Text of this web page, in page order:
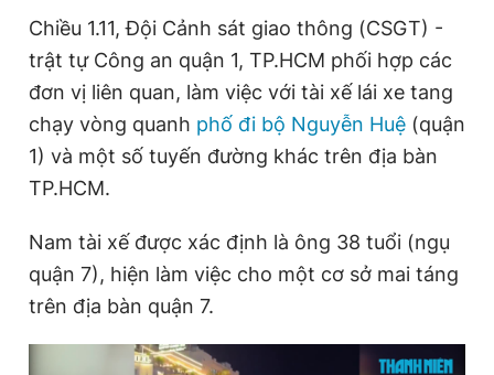
Đặt báo Quảng cáo RSS Tòa soạn Chính sách bảo
Tổng biên tập: Nguyễn Ngọc Toàn
Phó tổng biên tập thường trực: Hải Thành
Phó tổng biên tập: Lâm Hiếu Dũng
Phó tổng biên tập: Trần Việt Hưng
Tổng thư ký tòa soạn: Đức Trung
Giấy phép xuất bản số 110/GP - BTTTT cấp ngày 24.3.2020
chép dưới mọi hình thức nếu không có sự chấp thuận bằng văn
bản. Phát triển bởi ePi Technologies, JSC.
Chiều 1.11, Đội Cảnh sát giao thông (CSGT) -
trật tự Công an quận 1, TP.HCM phối hợp các
đơn vị liên quan, làm việc với tài xế lái xe tang
chạy vòng quanh phố đi bộ Nguyễn Huệ (quận
1) và một số tuyến đường khác trên địa bàn
TP.HCM.
Nam tài xế được xác định là ông 38 tuổi (ngụ
quận 7), hiện làm việc cho một cơ sở mai táng
trên địa bàn quận 7.